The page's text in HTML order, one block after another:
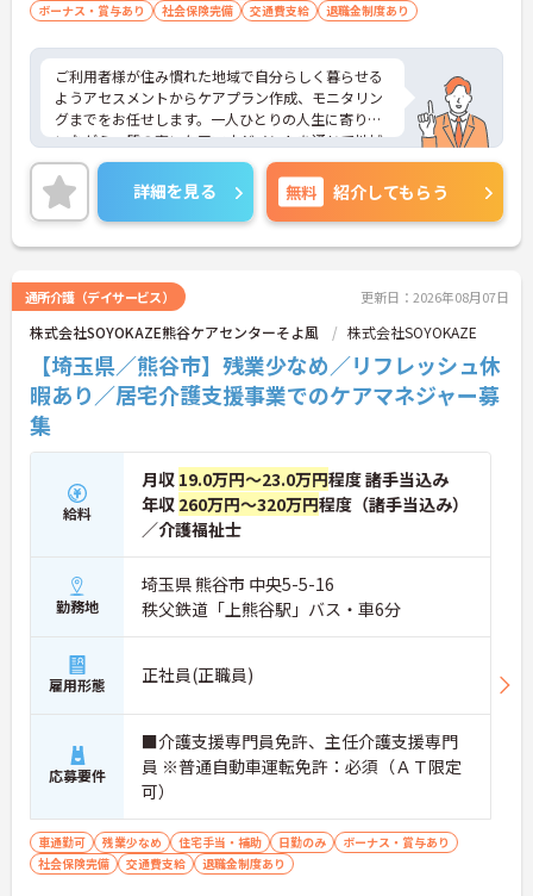
ボーナス・賞与あり
社会保険完備 交通費支給 退職金制度あり
ご利用者様が住み慣れた地域で自分らしく暮らせる
ようアセスメントからケアプラン作成、モニタリン
グまでをお任せします。一人ひとりの人生に寄り添
いながら、質の高いケアマネジメントを通じて地域
に貢献できるとてもやりがいのあるお仕事です。
◆会社全体で人材育成に力を入れています。入社時
研修をはじめ、事業所内研修やスキルアップ研修な
ど、学びの場が豊富に用意されています。ケアマネ
ジャーとしての専門性をさらに磨いていきたい方に
◆基本給に加えて職務手当や働きがい向上手当など
が支給されます。主任ケアマネジャーの方には特別
手当の支給もあり、お持ちの資格やスキルを最大限
に活かして、モチベーション高く働き続けられま
す。
詳細を見る 無料 紹介してもらう
通所介護（デイサービス） 更新日：2026年08月07日
株式会社SOYOKAZE熊谷ケアセンターそよ風 株式会社SOYOKAZE
【埼玉県／熊谷市】残業少なめ／リフレッシュ休
暇あり／居宅介護支援事業でのケアマネジャー募
集
給料
月収 19.0万円～23.0万円程度 諸手当込み
年収 260万円～320万円程度（諸手当込み）
／介護福祉士
勤務地
埼玉県 熊谷市 中央5-5-16
秩父鉄道「上熊谷駅」バス・車6分
雇用形態 正社員(正職員)
応募要件
■介護支援専門員免許、主任介護支援専門
員 ※普通自動車運転免許：必須（ＡＴ限定
可）
車通勤可 残業少なめ 住宅手当・補助 日勤のみ
ボーナス・賞与あり
社会保険完備
交通費支給 退職金制度あり